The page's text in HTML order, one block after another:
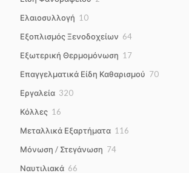
Ελαιοσυλλογή 1010
Εξοπλισμός Ξενοδοχείων 6464
Εξωτερική Θερμομόνωση 1717
Επαγγελματικά Είδη Καθαρισμού 7070
Εργαλεία 320320
Κόλλες 16
Μεταλλικά Εξαρτήματα 116
Μόνωση / Στεγάνωση 7474
Ναυτιλιακά 66